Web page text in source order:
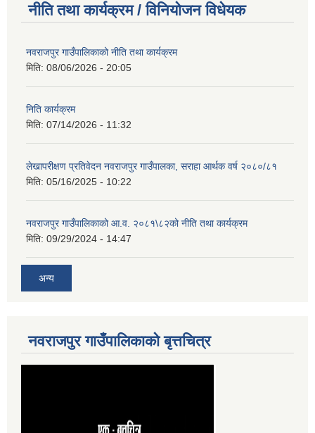
नीति तथा कार्यक्रम / विनियोजन विधेयक
नवराजपुर गाउँपालिकाको नीति तथा कार्यक्रम
मिति: 08/06/2026 - 20:05
निति कार्यक्रम
मिति: 07/14/2026 - 11:32
लेखापरीक्षण प्रतिवेदन नवराजपुर गाउँपालका, सराहा आर्थक वर्ष २०८०/८१
मिति: 05/16/2025 - 10:22
नवराजपुर गाउँपालिकाको आ.व. २०८१\८२को नीति तथा कार्यक्रम
मिति: 09/29/2024 - 14:47
अन्य
नवराजपुर‍ गाउँपालिकाको बृत्तचित्र